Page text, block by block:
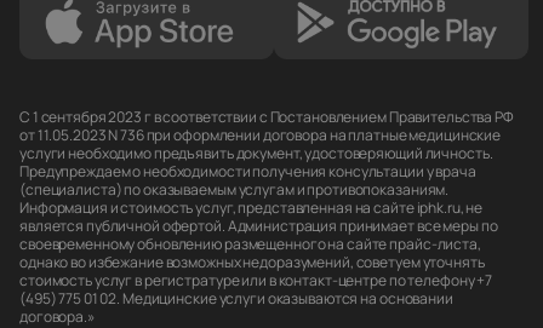
С 1 сентября 2023 г в соответствии с Постановлением Правительства РФ
от 11.05.2023 N 736 при оформлении договора на платные медицинские
услуги необходимо предъявить документ, удостоверяющий личность.
Предупреждаем о необходимости получения консультации у врача
(специалиста) по оказываемым услугам и противопоказаниям.
Информация и стоимость услуг, представленная на сайте iphk.ru, не
является публичной офертой. Администрация принимает все меры по
своевременному обновлению размещенного на сайте прайс-листа,
однако во избежание возможных недоразумений, советуем уточнять
стоимость услуг в регистратуре или в контакт-центре по телефону +7
(495) 775 01 02. Медицинские услуги оказываются на основании
договора.»